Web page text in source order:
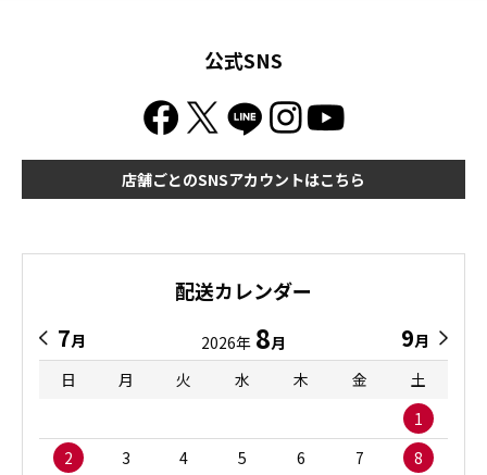
公式SNS
店舗ごとのSNSアカウントはこちら
配送カレンダー
7月 2026年 8月 9月
日
月 火 水 木 金
土
1
2
3 4 5 6 7 8